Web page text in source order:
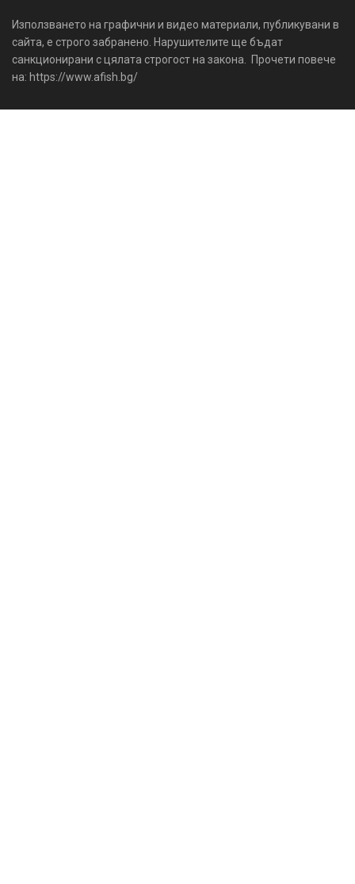
Използването на графични и видео материали, публикувани в
сайта, е строго забранено. Нарушителите ще бъдат
санкционирани с цялата строгост на закона. Прочети повече
на: https://www.afish.bg/